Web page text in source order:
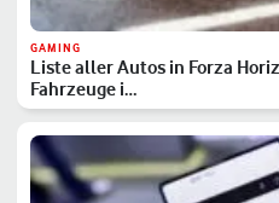
GAMING
Liste aller Autos in Forza
Fahrzeuge i…